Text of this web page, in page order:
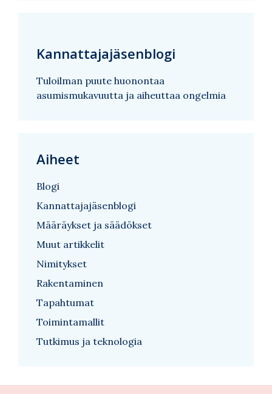
Kannattajajäsenblogi
Tuloilman puute huonontaa
asumismukavuutta ja aiheuttaa ongelmia
Aiheet
Blogi
Kannattajajäsenblogi
Määräykset ja säädökset
Muut artikkelit
Nimitykset
Rakentaminen
Tapahtumat
Toimintamallit
Tutkimus ja teknologia